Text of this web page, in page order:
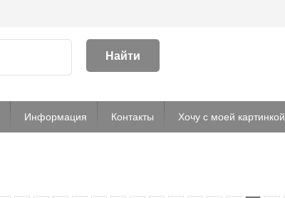
Найти
Информация Контакты Хочу с моей картинкой